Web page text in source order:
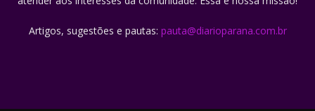
Artigos, sugestões e pautas: pauta@diarioparana.com.br